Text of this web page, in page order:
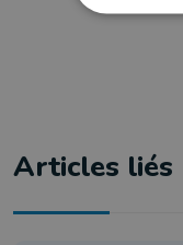
Articles liés